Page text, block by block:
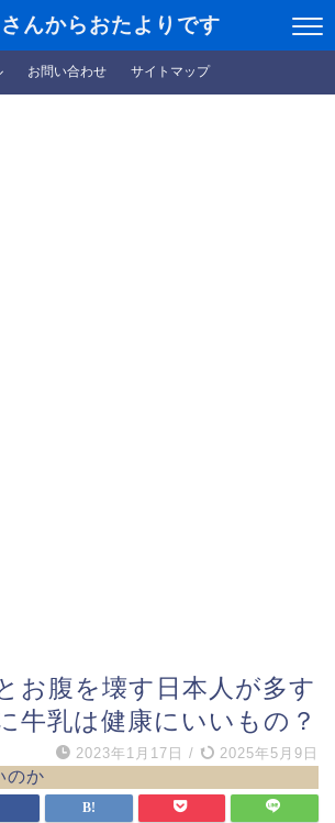
んからおたよりです
お問い合わせ サイトマップ
お腹を壊す日本人が多す
牛乳は健康にいいもの？
2023年1月17日 / 2025年5月9日